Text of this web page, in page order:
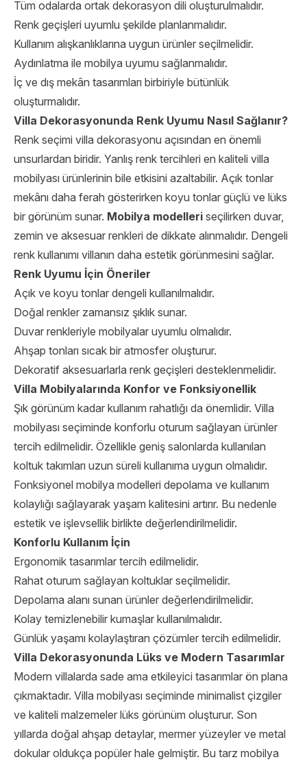
Tüm odalarda ortak dekorasyon dili oluşturulmalıdır.
Renk geçişleri uyumlu şekilde planlanmalıdır.
Kullanım alışkanlıklarına uygun ürünler seçilmelidir.
Aydınlatma ile mobilya uyumu sağlanmalıdır.
İç ve dış mekân tasarımları birbiriyle bütünlük
oluşturmalıdır.
Villa Dekorasyonunda Renk Uyumu Nasıl Sağlanır?
Renk seçimi villa dekorasyonu açısından en önemli
unsurlardan biridir. Yanlış renk tercihleri en kaliteli villa
mobilyası ürünlerinin bile etkisini azaltabilir. Açık tonlar
mekânı daha ferah gösterirken koyu tonlar güçlü ve lüks
bir görünüm sunar. Mobilya modelleri seçilirken duvar,
zemin ve aksesuar renkleri de dikkate alınmalıdır. Dengeli
renk kullanımı villanın daha estetik görünmesini sağlar.
Renk Uyumu İçin Öneriler
Açık ve koyu tonlar dengeli kullanılmalıdır.
Doğal renkler zamansız şıklık sunar.
Duvar renkleriyle mobilyalar uyumlu olmalıdır.
Ahşap tonları sıcak bir atmosfer oluşturur.
Dekoratif aksesuarlarla renk geçişleri desteklenmelidir.
Villa Mobilyalarında Konfor ve Fonksiyonellik
Şık görünüm kadar kullanım rahatlığı da önemlidir. Villa
mobilyası seçiminde konforlu oturum sağlayan ürünler
tercih edilmelidir. Özellikle geniş salonlarda kullanılan
koltuk takımları uzun süreli kullanıma uygun olmalıdır.
Fonksiyonel mobilya modelleri depolama ve kullanım
kolaylığı sağlayarak yaşam kalitesini artırır. Bu nedenle
estetik ve işlevsellik birlikte değerlendirilmelidir.
Konforlu Kullanım İçin
Ergonomik tasarımlar tercih edilmelidir.
Rahat oturum sağlayan koltuklar seçilmelidir.
Depolama alanı sunan ürünler değerlendirilmelidir.
Kolay temizlenebilir kumaşlar kullanılmalıdır.
Günlük yaşamı kolaylaştıran çözümler tercih edilmelidir.
Villa Dekorasyonunda Lüks ve Modern Tasarımlar
Modern villalarda sade ama etkileyici tasarımlar ön plana
çıkmaktadır. Villa mobilyası seçiminde minimalist çizgiler
ve kaliteli malzemeler lüks görünüm oluşturur. Son
yıllarda doğal ahşap detaylar, mermer yüzeyler ve metal
dokular oldukça popüler hale gelmiştir. Bu tarz mobilya